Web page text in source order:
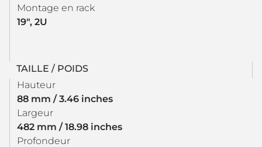
Montage en rack
19", 2U
TAILLE / POIDS
Hauteur
88 mm / 3.46 inches
Largeur
482 mm / 18.98 inches
Profondeur